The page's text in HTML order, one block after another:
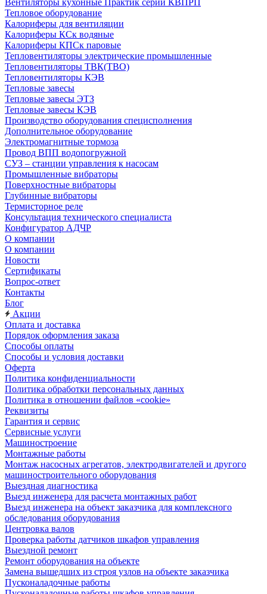
Вентиляторы кухонные Практик серии КВПРП
Тепловое оборудование
Калориферы для вентиляции
Калориферы КСк водяные
Калориферы КПСк паровые
Тепловентиляторы электрические промышленные
Тепловентиляторы ТВК(ТВО)
Тепловентиляторы КЭВ
Тепловые завесы
Тепловые завесы ЭТЗ
Тепловые завесы КЭВ
Производство оборудования специсполнения
Дополнительное оборудование
Электромагнитные тормоза
Провод ВПП водопогружной
СУЗ – станции управления к насосам
Промышленные вибраторы
Поверхностные вибраторы
Глубинные вибраторы
Термисторное реле
Консультация технического специалиста
Конфигуратор АДЧР
О компании
О компании
Новости
Сертификаты
Вопрос-ответ
Контакты
Блог
Акции
Оплата и доставка
Порядок оформления заказа
Способы оплаты
Способы и условия доставки
Оферта
Политика конфиденциальности
Политика обработки персональных данных
Политика в отношении файлов «cookie»
Реквизиты
Гарантия и сервис
Сервисные услуги
Машиностроение
Монтажные работы
Монтаж насосных агрегатов, электродвигателей и другого
машиностроительного оборудования
Выездная диагностика
Выезд инженера для расчета монтажных работ
Выезд инженера на объект заказчика для комплексного
обследования оборудования
Центровка валов
Проверка работы датчиков шкафов управления
Выездной ремонт
Ремонт оборудования на объекте
Замена вышедших из строя узлов на объекте заказчика
Пусконаладочные работы